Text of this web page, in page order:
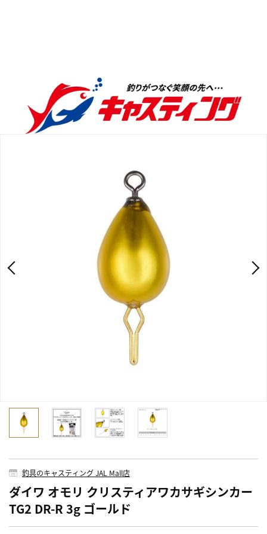
釣具のキャスティング JAL Mall店
ダイワ オモリ クリスティアワカサギシンカー
TG2 DR-R 3g ゴールド